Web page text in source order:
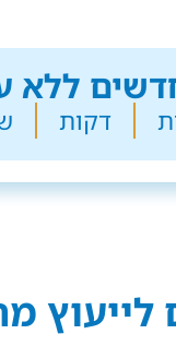
ללא
דקות
לייעוץ